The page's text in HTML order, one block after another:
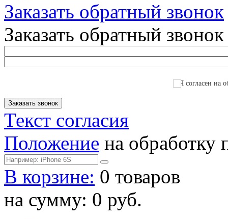
Заказать обратный звонок
Заказать обратный звонок
Я согласен на
Текст согласия
Положение на обработку
В корзине: 0 товаров
на сумму: 0 руб.